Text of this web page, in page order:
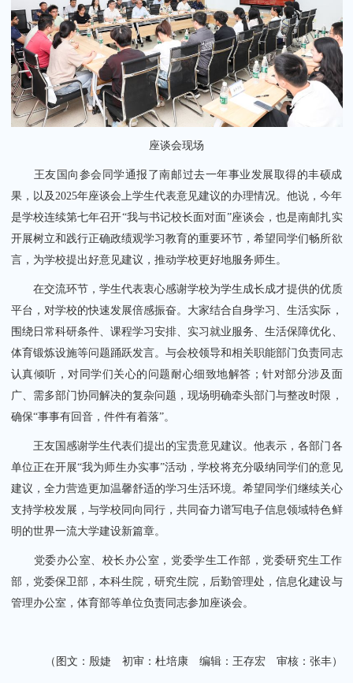
座谈会现场
王友国向参会同学通报了南邮过去一年事业发展取得的丰硕成
果，以及2025年座谈会上学生代表意见建议的办理情况。他说，今年
是学校连续第七年召开“我与书记校长面对面”座谈会，也是南邮扎实
开展树立和践行正确政绩观学习教育的重要环节，希望同学们畅所欲
言，为学校提出好意见建议，推动学校更好地服务师生。
在交流环节，学生代表衷心感谢学校为学生成长成才提供的优质
平台，对学校的快速发展倍感振奋。大家结合自身学习、生活实际，
围绕日常科研条件、课程学习安排、实习就业服务、生活保障优化、
体育锻炼设施等问题踊跃发言。与会校领导和相关职能部门负责同志
认真倾听，对同学们关心的问题耐心细致地解答；针对部分涉及面
广、需多部门协同解决的复杂问题，现场明确牵头部门与整改时限，
确保“事事有回音，件件有着落”。
王友国感谢学生代表们提出的宝贵意见建议。他表示，各部门各
单位正在开展“我为师生办实事”活动，学校将充分吸纳同学们的意见
建议，全力营造更加温馨舒适的学习生活环境。希望同学们继续关心
支持学校发展，与学校同向同行，共同奋力谱写电子信息领域特色鲜
明的世界一流大学建设新篇章。
党委办公室、校长办公室，党委学生工作部，党委研究生工作
部，党委保卫部，本科生院，研究生院，后勤管理处，信息化建设与
管理办公室，体育部等单位负责同志参加座谈会。
（图文：殷婕 初审：杜培康 编辑：王存宏 审核：张丰）